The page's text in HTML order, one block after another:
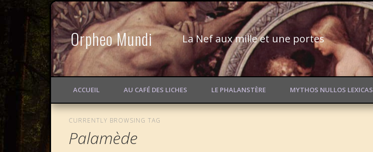
Orpheo Mundi La Nef aux mille et une portes
ACCUEIL AU CAFÉ DES LICHES LE PHALANSTÈRE MYTHOS NULLOS LEXICAS
CURRENTLY BROWSING TAG
Palamède